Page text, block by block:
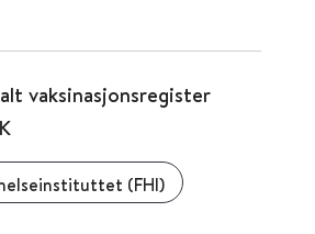
vaksinasjonsregister
(FHI)